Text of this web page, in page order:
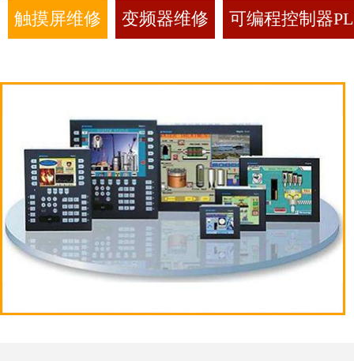
触摸屏维修 变频器维修 可编程控制器